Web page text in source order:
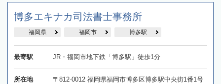
博多エキナカ司法書士事務所
福岡県 福岡市 博多駅
最寄駅 JR・福岡市地下鉄「博多駅」徒歩1分
所在地
〒812-0012 福岡県福岡市博多区博多駅中央街1番1号